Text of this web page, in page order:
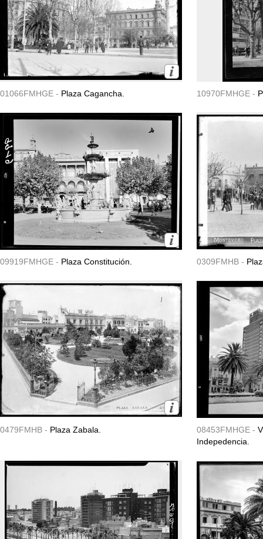
01066FMHGE - Plaza Cagancha. 10970FMHGE -
09919FMHGE - Plaza Constitución. 0309FMHB -
0479FMHB - Plaza Zabala. 08453FMHGE -
Indepedencia.